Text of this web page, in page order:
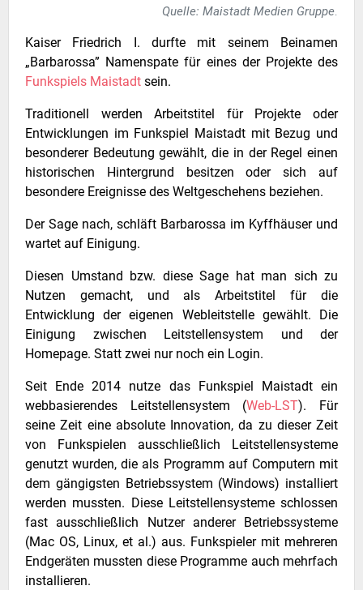
Quelle: Maistadt Medien Gruppe.
Kaiser Friedrich I. durfte mit seinem Beinamen
„Barbarossa” Namenspate für eines der Projekte des
Funkspiels Maistadt sein.
Traditionell werden Arbeitstitel für Projekte oder
Entwicklungen im Funkspiel Maistadt mit Bezug und
besonderer Bedeutung gewählt, die in der Regel einen
historischen Hintergrund besitzen oder sich auf
besondere Ereignisse des Weltgeschehens beziehen.
Der Sage nach, schläft Barbarossa im Kyffhäuser und
wartet auf Einigung.
Diesen Umstand bzw. diese Sage hat man sich zu
Nutzen gemacht, und als Arbeitstitel für die
Entwicklung der eigenen Webleitstelle gewählt. Die
Einigung zwischen Leitstellensystem und der
Homepage. Statt zwei nur noch ein Login.
Seit Ende 2014 nutze das Funkspiel Maistadt ein
webbasierendes Leitstellensystem (Web-LST). Für
seine Zeit eine absolute Innovation, da zu dieser Zeit
von Funkspielen ausschließlich Leitstellensysteme
genutzt wurden, die als Programm auf Computern mit
dem gängigsten Betriebssystem (Windows) installiert
werden mussten. Diese Leitstellensysteme schlossen
fast ausschließlich Nutzer anderer Betriebssysteme
(Mac OS, Linux, et al.) aus. Funkspieler mit mehreren
Endgeräten mussten diese Programme auch mehrfach
installieren.